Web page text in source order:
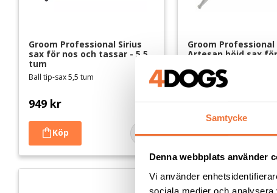
Samtycke
Denna webbplats använder
Vi använder
sociala medier och
Groom Professional Sirius
sax för nos och tassar - 5,5
tum
Ball tip-sax 5,5 tum
949 kr
Lägg till i favoriter
Groom Professional
Artesan böjd sax
Med rundade toppar -
cm
1 049kr